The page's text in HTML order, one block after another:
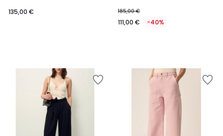
135,00 €
185,00 €
111,00 € -40%